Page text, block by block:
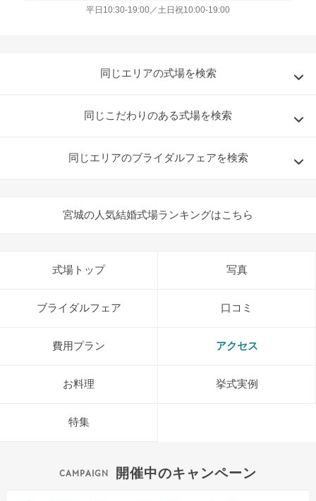
平日10:30-19:00／土日祝10:00-19:00
同じエリアの式場を検索
同じこだわりのある式場を検索
同じエリアのブライダルフェアを検索
宮城の人気結婚式場ランキングはこちら
式場トップ 写真
ブライダルフェア 口コミ
費用プラン アクセス
お料理 挙式実例
特集
開催中のキャンペーン